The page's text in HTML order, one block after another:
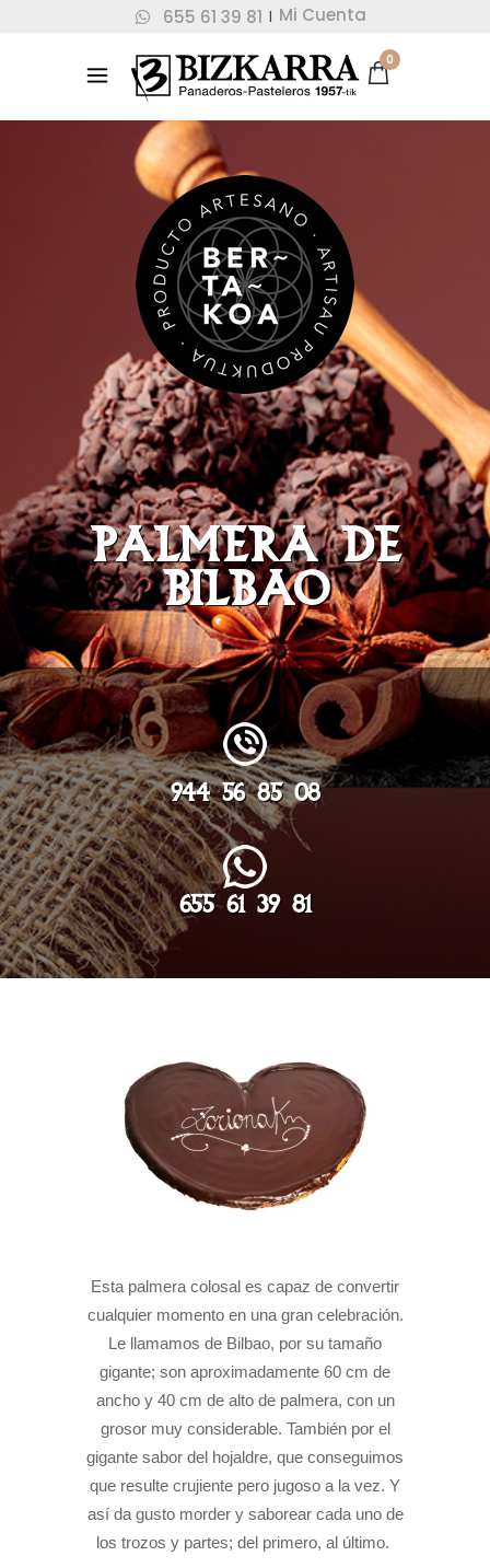
655 61 39 81 | Mi Cuenta
0
PALMERA DE
BILBAO
944 56 85 08
655 61 39 81
Esta palmera colosal es capaz de convertir
cualquier momento en una gran celebración.
Le llamamos de Bilbao, por su tamaño
gigante; son aproximadamente 60 cm de
ancho y 40 cm de alto de palmera, con un
grosor muy considerable. También por el
gigante sabor del hojaldre, que conseguimos
que resulte crujiente pero jugoso a la vez. Y
así da gusto morder y saborear cada uno de
los trozos y partes; del primero, al último.